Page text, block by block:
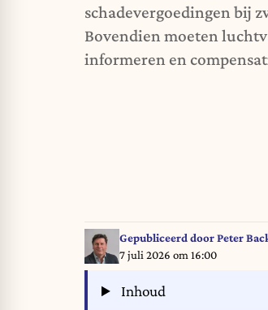
schadevergoedingen bij
Bovendien moeten
informeren en
Gepubliceerd doorPeter
7 juli 2026 om 16:00
Inhoud